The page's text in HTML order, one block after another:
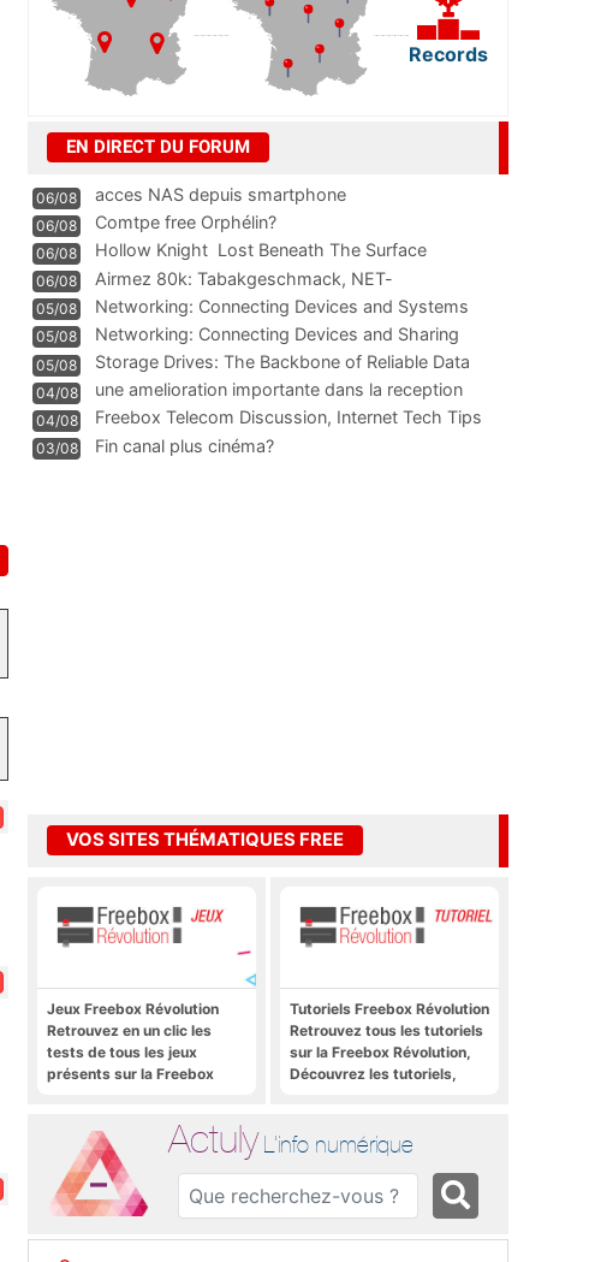
Records
EN DIRECT DU FORUM
06/08 acces NAS depuis smartphone
06/08 Comtpe free Orphélin?
06/08 Hollow Knight  Lost Beneath The Surface
06/08
Airmez 80k: Tabakgeschmack, NET-
Technologie und Leistung im
05/08 Networking: Connecting Devices and Systems
05/08
Networking: Connecting Devices and Sharing
Information
05/08
Storage Drives: The Backbone of Reliable Data
Management
04/08
une amelioration importante dans la reception
WIFI
04/08
Freebox Telecom Discussion, Internet Tech Tips
Communi
03/08 Fin canal plus cinéma?
VOS SITES THÉMATIQUES FREE
Jeux Freebox Révolution
Retrouvez en un clic les
tests de tous les jeux
présents sur la Freebox
Tutoriels Freebox Révolution
Retrouvez tous les tutoriels
sur la Freebox Révolution,
Découvrez les tutoriels,
Freebox Server, Freebox
Actuly L'info numérique